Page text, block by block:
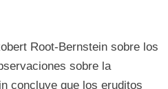
Root-Bernstein sobre los
sobre la
concluye que los eruditos